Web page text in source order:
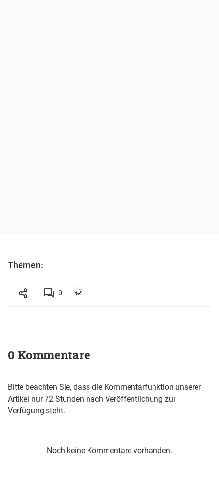
Themen:
0
0 Kommentare
Bitte beachten Sie, dass die Kommentarfunktion unserer
Artikel nur 72 Stunden nach Veröffentlichung zur
Verfügung steht.
Noch keine Kommentare vorhanden.